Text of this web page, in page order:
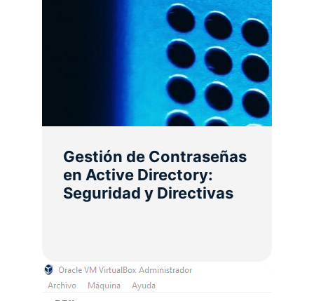
Gestión de Contraseñas
en Active Directory:
Seguridad y Directivas